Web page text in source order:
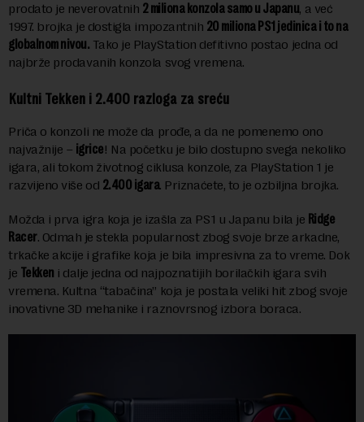
prodato je neverovatnih 2 miliona konzola samo u Japanu, a već
1997. brojka je dostigla impozantnih 20 miliona PS1 jedinica i to na
globalnom nivou. Tako je PlayStation defitivno postao jedna od
najbrže prodavanih konzola svog vremena.
Kultni Tekken i 2.400 razloga za sreću
Priča o konzoli ne može da prođe, a da ne pomenemo ono
najvažnije – igrice! Na početku je bilo dostupno svega nekoliko
igara, ali tokom životnog ciklusa konzole, za PlayStation 1 je
razvijeno više od 2.400 igara. Priznaćete, to je ozbiljna brojka.
Možda i prva igra koja je izašla za PS1 u Japanu bila je Ridge
Racer. Odmah je stekla popularnost zbog svoje brze arkadne,
trkačke akcije i grafike koja je bila impresivna za to vreme. Dok
je Tekken i dalje jedna od najpoznatijih borilačkih igara svih
vremena. Kultna “tabačina” koja je postala veliki hit zbog svoje
inovativne 3D mehanike i raznovrsnog izbora boraca.